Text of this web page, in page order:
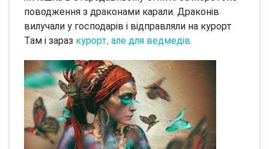
поводження з драконами карали. Драконів
вилучали у господарів і відправляли на курорт
Там і зараз курорт, але для ведмедів.